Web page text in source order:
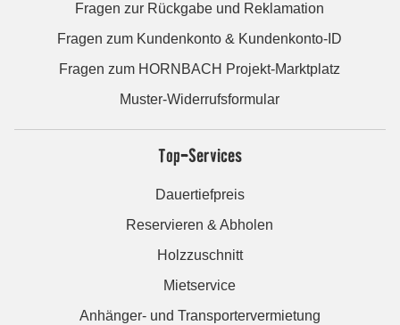
Fragen zur Rückgabe und Reklamation
Fragen zum Kundenkonto & Kundenkonto-ID
Fragen zum HORNBACH Projekt-Marktplatz
Muster-Widerrufsformular
Top-Services
Dauertiefpreis
Reservieren & Abholen
Holzzuschnitt
Mietservice
Anhänger- und Transportervermietung